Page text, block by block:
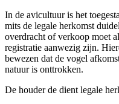
In de avicultuur is het
mits de legale herkomst
overdracht of verkoop moet
registratie aanwezig zijn.
bewezen dat de vogel
natuur is onttrokken.
De houder de dient legale